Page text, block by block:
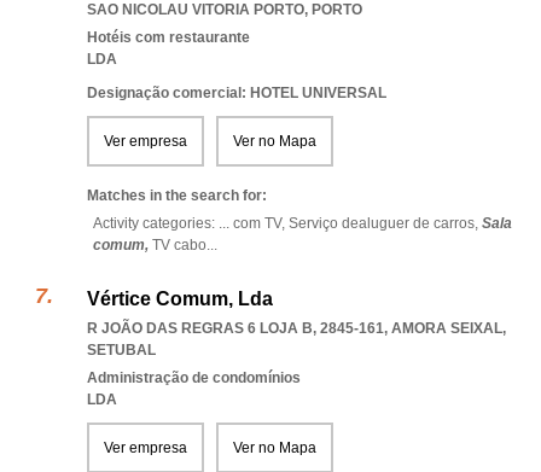
SAO NICOLAU VITORIA PORTO, PORTO
Hotéis com restaurante
LDA
Designação comercial: HOTEL UNIVERSAL
Ver empresa Ver no Mapa
Matches in the search for:
Activity categories: ... com TV, Serviço dealuguer de carros, Sala
comum, TV cabo...
Vértice Comum, Lda
R JOÃO DAS REGRAS 6 LOJA B, 2845-161, AMORA SEIXAL,
SETUBAL
Administração de condomínios
LDA
Ver empresa Ver no Mapa